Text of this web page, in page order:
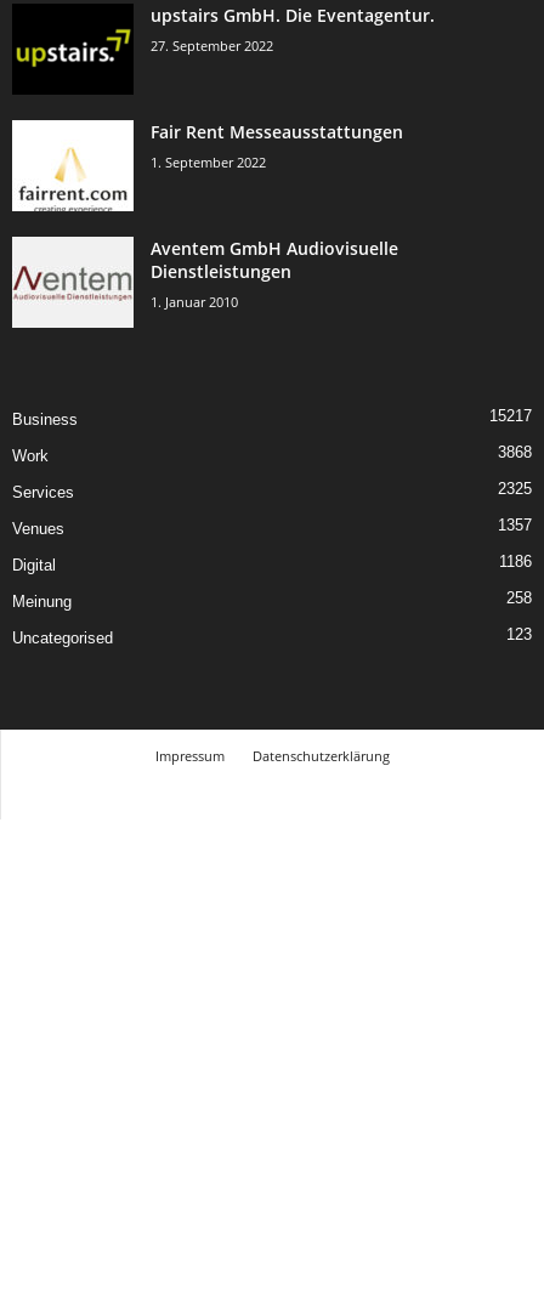
upstairs GmbH. Die Eventagentur.
27. September 2022
Fair Rent Messeausstattungen
1. September 2022
Aventem GmbH Audiovisuelle
Dienstleistungen
1. Januar 2010
Business 15217
Work 3868
Services 2325
Venues 1357
Digital 1186
Meinung 258
Uncategorised 123
Impressum
Datenschutzerklärung